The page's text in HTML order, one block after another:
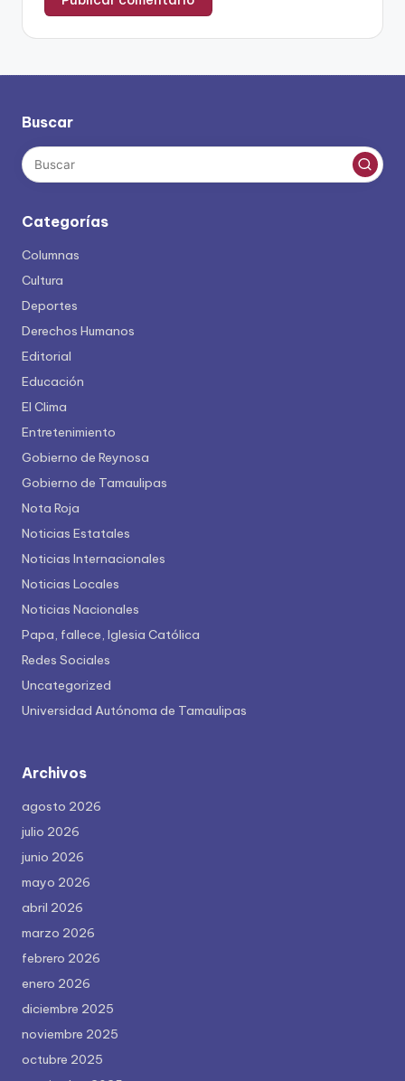
Buscar
Categorías
Columnas
Cultura
Deportes
Derechos Humanos
Editorial
Educación
El Clima
Entretenimiento
Gobierno de Reynosa
Gobierno de Tamaulipas
Nota Roja
Noticias Estatales
Noticias Internacionales
Noticias Locales
Noticias Nacionales
Papa, fallece, Iglesia Católica
Redes Sociales
Uncategorized
Universidad Autónoma de Tamaulipas
Archivos
agosto 2026
julio 2026
junio 2026
mayo 2026
abril 2026
marzo 2026
febrero 2026
enero 2026
diciembre 2025
noviembre 2025
octubre 2025